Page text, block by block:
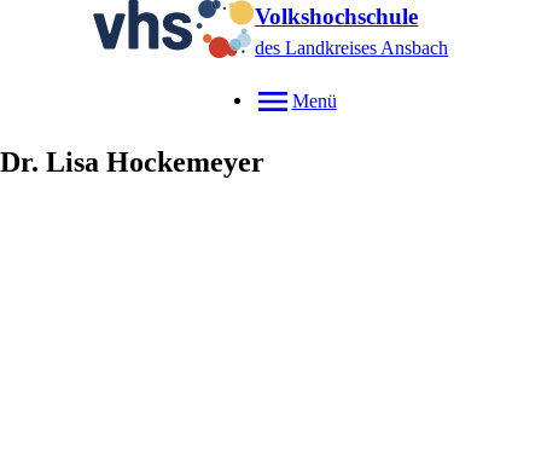
Volkshochschule
des Landkreises Ansbach
Menü
Dr. Lisa Hockemeyer